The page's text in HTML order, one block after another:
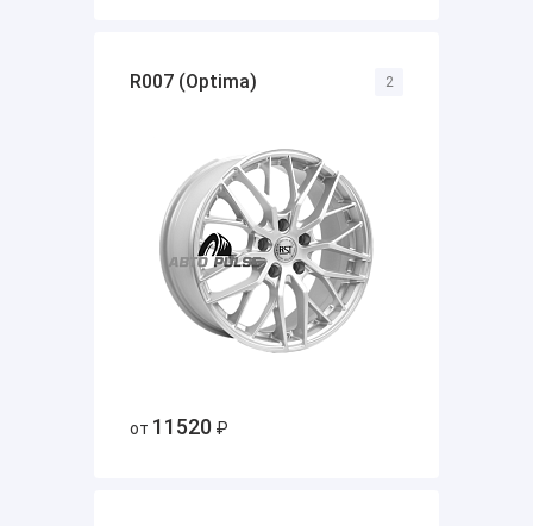
R007 (Optima)
от 11520 ₽
2